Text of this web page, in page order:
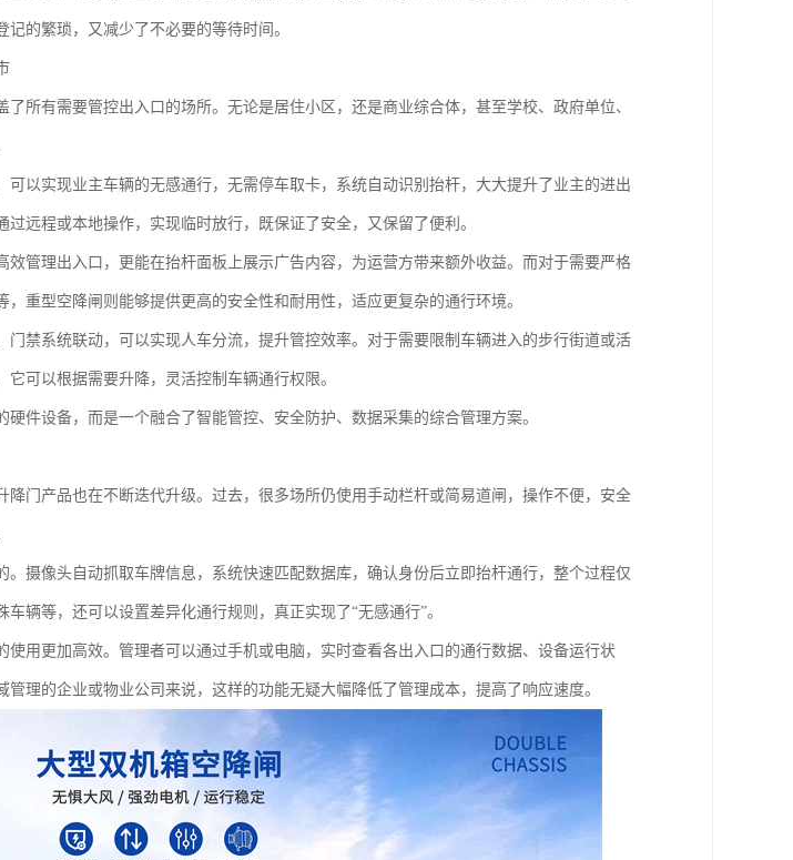
的繁琐，又减少了不必要的等待时间。
所有需要管控出入口的场所。无论是居住小区，还是商业综合体，甚至学校、政府单位、
可以实现业主车辆的无感通行，无需停车取卡，系统自动识别抬杆，大大提升了业主的进出
远程或本地操作，实现临时放行，既保证了安全，又保留了便利。
效管理出入口，更能在抬杆面板上展示广告内容，为运营方带来额外收益。而对于需要严格
重型空降闸则能够提供更高的安全性和耐用性，适应更复杂的通行环境。
门禁系统联动，可以实现人车分流，提升管控效率。对于需要限制车辆进入的步行街道或活
可以根据需要升降，灵活控制车辆通行权限。
件设备，而是一个融合了智能管控、安全防护、数据采集的综合管理方案。
降门产品也在不断迭代升级。过去，很多场所仍使用手动栏杆或简易道闸，操作不便，安全
。摄像头自动抓取车牌信息，系统快速匹配数据库，确认身份后立即抬杆通行，整个过程仅
辆等，还可以设置差异化通行规则，真正实现了“无感通行”。
使用更加高效。管理者可以通过手机或电脑，实时查看各出入口的通行数据、设备运行状
理的企业或物业公司来说，这样的功能无疑大幅降低了管理成本，提高了响应速度。